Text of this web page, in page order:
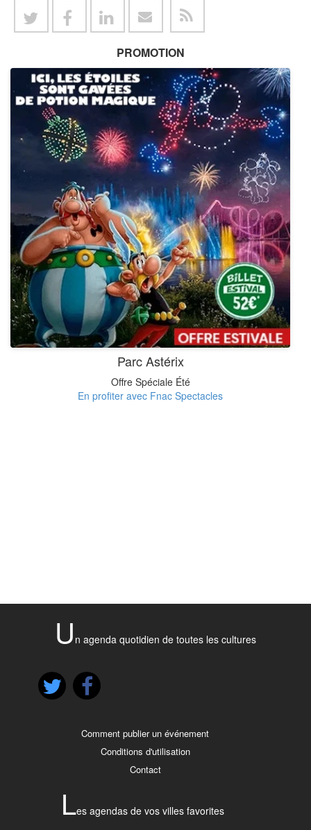
PROMOTION
Parc Astérix
Offre Spéciale Été
En profiter avec Fnac Spectacles
U n agenda quotidien de toutes les cultures
Comment publier un événement
Conditions d'utilisation
Contact
Les agendas de vos villes favorites